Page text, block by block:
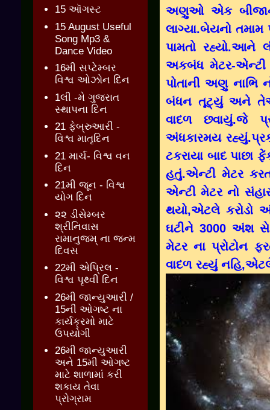
અણુઓ એક
લાગ્યા.બેયનો તમામ
પામતો રહ્યો.આને
અકબંધ મેટર-એન્ટી
પોતાની અણુ નાભિ
બંધન તૂટ્યું અને તેઓ
વાદળ છવાયું.જે
અંધકારમય
ટકરાયા બાદ
હતું.એન્ટી મેટર
એન્ટી મેટર નો
થયો,એટલે કરોડો
ઘટીને 3000 અંશ
મેટર ના પ્રોટોન
વાદળ રહ્યું
15 ઑગસ્ટ
15 August Useful
Song Mp3 &
Dance Video
16મી સપ્ટેમ્બર
વિશ્વ ઓઝોન દિન
1લી -મે ગુજરાત
સ્થાપના દિન
21 ફેબ્રુઆરી -
વિશ્વ માતૃદિન
21 માર્ચ- વિશ્વ વન
દિન
21મી જૂન - વિશ્વ
યોગ દિન
૨૨ ડીસેમ્બર
શ્રીનિવાસ
રામાનુજમ્ ના જન્મ
દિવસ
22મી એપ્રિલ -
વિશ્વ પૃથ્વી દિન
26મી જાન્યુઆરી /
15ની ઓગષ્ટ ના
કાર્યક્રમો માટે
ઉપયોગી
26મી જાન્યુઆરી
અને 15મી ઓગષ્ટ
માટે શાળામાં કરી
શકાય તેવા
પ્રોગ્રામ